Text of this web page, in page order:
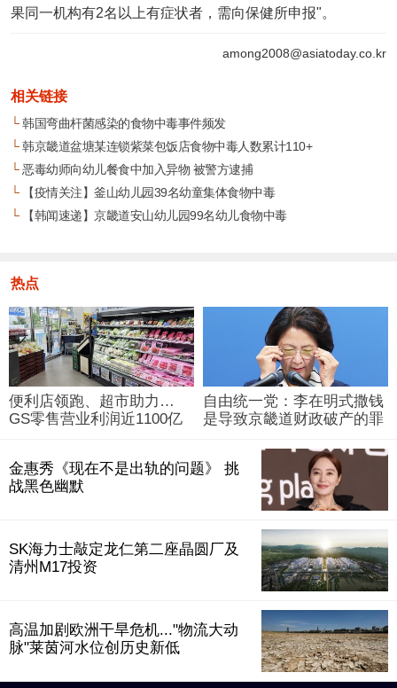
果同一机构有2名以上有症状者，需向保健所申报"。
among2008@asiatoday.co.kr
相关链接
└韩国弯曲杆菌感染的食物中毒事件频发
└韩京畿道盆塘某连锁紫菜包饭店食物中毒人数累计110+
└恶毒幼师向幼儿餐食中加入异物 被警方逮捕
└【疫情关注】釜山幼儿园39名幼童集体食物中毒
└【韩闻速递】京畿道安山幼儿园99名幼儿食物中毒
热点
便利店领跑、超市助力…
GS零售营业利润近1100亿
自由统一党：李在明式撒钱
是导致京畿道财政破产的罪
金惠秀《现在不是出轨的问题》 挑
战黑色幽默
SK海力士敲定龙仁第二座晶圆厂及
清州M17投资
高温加剧欧洲干旱危机..."物流大动
脉"莱茵河水位创历史新低